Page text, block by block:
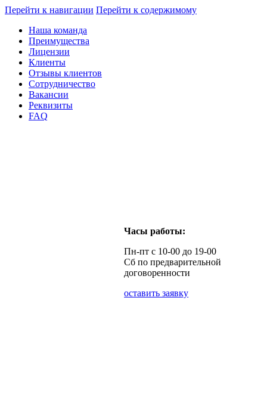
Перейти к навигации Перейти к содержимому
Наша команда
Преимущества
Лицензии
Клиенты
Отзывы клиентов
Сотрудничество
Вакансии
Реквизиты
FAQ
Часы работы:
Пн-пт с 10-00 до 19-00
Сб по предварительной
договоренности
оставить заявку